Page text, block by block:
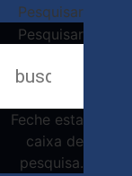
Pesquisar
Pesquisar
Feche esta
caixa de
pesquisa.